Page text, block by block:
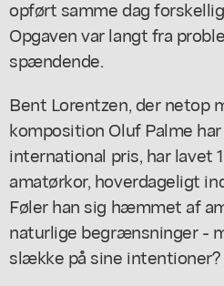
opført samme dag
Opgaven var langt fra
spændende.
Bent Lorentzen, der netop
komposition Oluf Palme
international pris, har lavet
amatørkor, hoverdageligt
Føler han sig hæmmet af
naturlige begrænsninger -
slække på sine intentioner?